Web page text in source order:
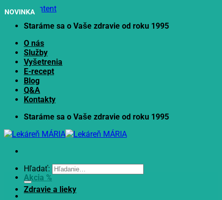
Skip to content
Staráme sa o Vaše zdravie od roku 1995
O nás
Služby
Vyšetrenia
E-recept
Blog
Q&A
Kontakty
Staráme sa o Vaše zdravie od roku 1995
Hľadať:
Akcia %
Zdravie a lieky
NOVINKA